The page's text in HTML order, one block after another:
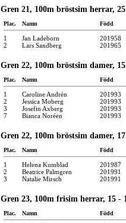
Gren 21, 100m bröstsim herrar,
Plac. Namn Född
1 Jan Ladeborn
201958
2
Lars Sandberg 201965
Gren 22, 100m bröstsim damer,
Plac. Namn Född
1 Caroline Andrén
201993
2
Jessica Moberg
201993
3
Josefin Axberg
201993
7
Bianca Noréen 201993
Gren 22, 100m bröstsim damer,
Plac. Namn Född
1 Helena Kumblad
201987
2
Beatrice Palmgren
201991
3
Natalie Mirsch 201991
Gren 23, 100m frisim herrar, 15 -
Plac. Namn Född